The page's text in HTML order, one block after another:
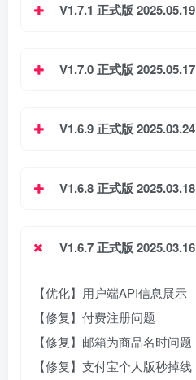
V1.7.1 正式版 2025.05.19
V1.7.0 正式版 2025.05.17
V1.6.9 正式版 2025.03.24
V1.6.8 正式版 2025.03.18
V1.6.7 正式版 2025.03.16
【优化】用户端API信息展示
【修复】付费注册问题
【修复】邮箱为商品名时问题
【修复】支付宝个人版秒掉线